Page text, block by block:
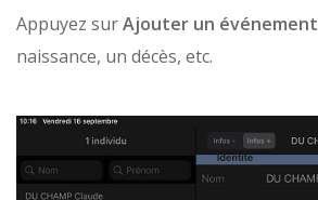
Appuyez surAjouter un événement
naissance, un décès, etc.